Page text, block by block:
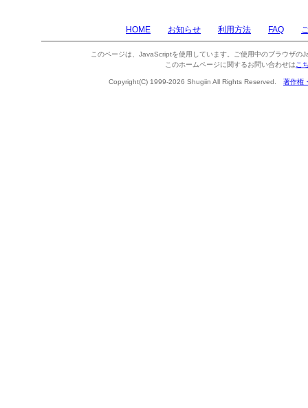
HOME お知らせ 利用方法 FAQ
このページは、JavaScriptを使用しています。ご使用中のブラウザの
このホームページに関するお問い合わせは こ
Copyright(C) 1999-2026 Shugiin All Rights Reserved. 著作権